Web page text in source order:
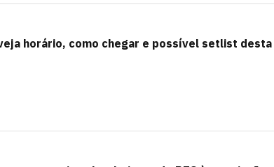
horário, como chegar e possível setlist